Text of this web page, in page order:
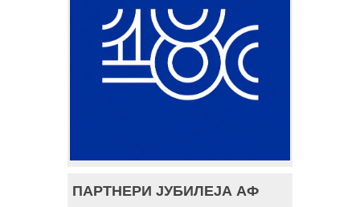
ПАРТНЕРИ ЈУБИЛЕЈА АФ